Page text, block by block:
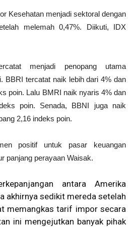
Kesehatan menjadi sektoral dengan
melemah 0,47%. Diikuti, IDX
menjadi penopang utama
BBRI tercatat naik lebih dari 4% dan
poin. Lalu BMRI naik nyaris 4% dan
poin. Senada, BBNI juga naik
2,16 indeks poin.
positif untuk pasar keuangan
panjang perayaan Waisak.
antara Amerika
akhirnya sedikit mereda setelah
memangkas tarif impor secara
ini mengejutkan banyak pihak